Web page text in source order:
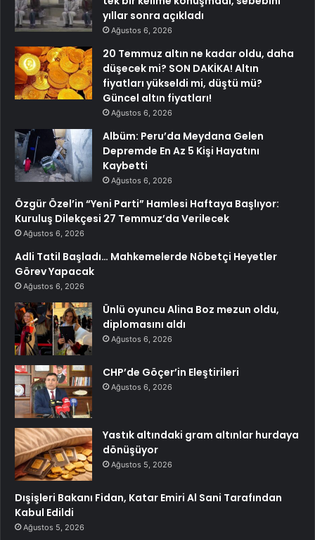
yıllar sonra açıkladı
Ağustos 6, 2026
20 Temmuz altın ne kadar oldu, daha
düşecek mi? SON DAKİKA! Altın
fiyatları yükseldi mi, düştü mü?
Güncel altın fiyatları!
Ağustos 6, 2026
Albüm: Peru’da Meydana Gelen
Depremde En Az 5 Kişi Hayatını
Kaybetti
Ağustos 6, 2026
Özgür Özel’in “Yeni Parti” Hamlesi Haftaya Başlıyor:
Kuruluş Dilekçesi 27 Temmuz’da Verilecek
Ağustos 6, 2026
Adli Tatil Başladı… Mahkemelerde Nöbetçi Heyetler
Görev Yapacak
Ağustos 6, 2026
Ünlü oyuncu Alina Boz mezun oldu,
diplomasını aldı
Ağustos 6, 2026
CHP’de Göçer’in Eleştirileri
Ağustos 6, 2026
Yastık altındaki gram altınlar hurdaya
dönüşüyor
Ağustos 5, 2026
Dışişleri Bakanı Fidan, Katar Emiri Al Sani Tarafından
Kabul Edildi
Ağustos 5, 2026